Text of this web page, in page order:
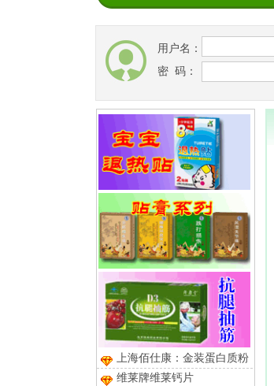
用户名：
密 码：
上海佰仕康：金装蛋白质粉
维莱牌维莱钙片